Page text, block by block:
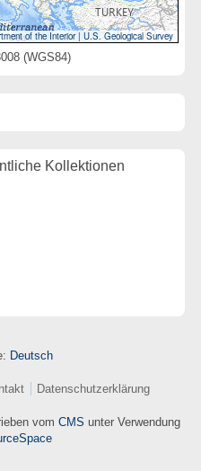
of the Interior|U.S. Geological Survey
(WGS84)
Kollektionen
Deutsch
Datenschutzerklärung
vom CMS unter Verwendung